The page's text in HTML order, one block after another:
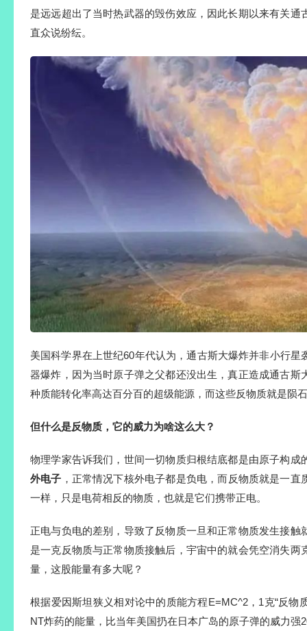
是远远超出了当时热武器的毁伤效应，因此长期以来有关通
直众说纷纭。
美国科学界在上世纪60年代认为，通古斯大爆炸并非小行星
器爆炸，因为当时原子弹之父都还没出生，真正造成通古斯
种质能转化率高达百分百的超级能源，而这些反物质就是陨
但什么是反物质，它的威力为啥这么大？
物理学家告诉我们，世间一切物质归根结底都是由原子构成
外电子 ，正常情况下核外电子都是负电，而反物质就是一
一样，只是电荷相反的物质，也就是它们携带正电。
正电与负电的差别，导致了反物质一旦和正常物质发生接触
是一克反物质与正常物质接触后，宇宙中的就会凭空消失两
量，这股能量有多大呢？
根据爱因斯坦狭义相对论中的质能方程E=MC^2，1克“反物
NT炸药的能量，比当年美国扔在日本广岛的原子弹的威力强